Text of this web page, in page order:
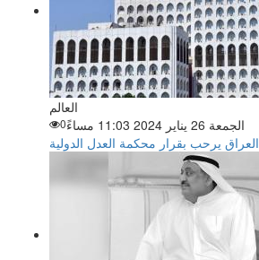
العالم
الجمعة 26 يناير 2024 11:03 مساءً
0
العراق يرحب بقرار محكمة العدل الدولية